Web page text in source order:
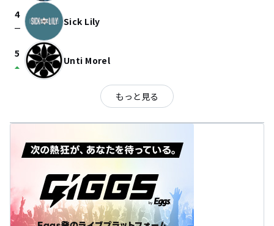
4
check_indeterminate_small Sick Lily
5
arrow_drop_up Unti Morel
もっと見る